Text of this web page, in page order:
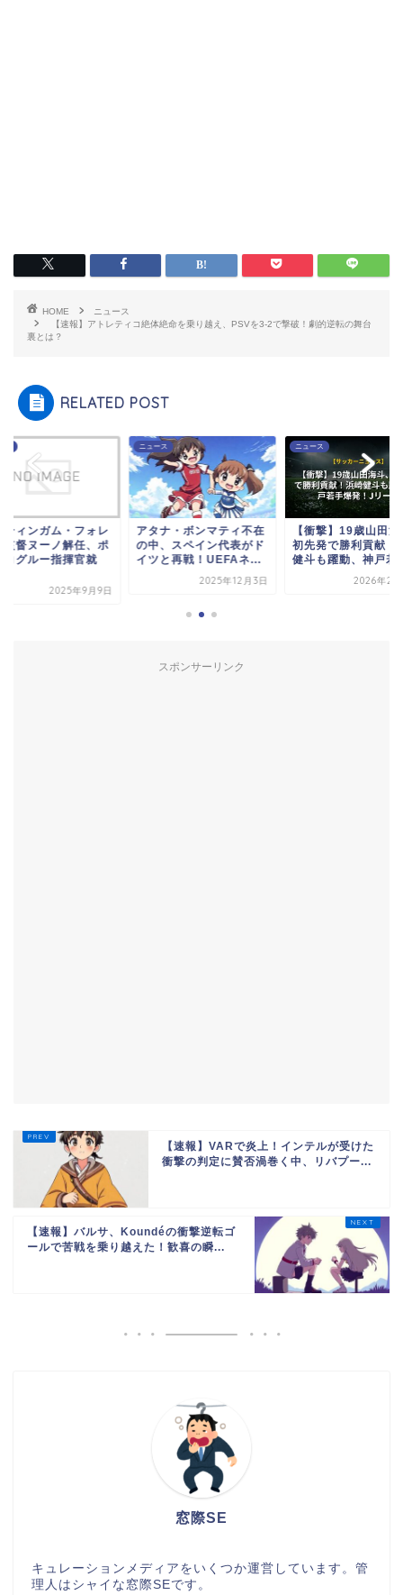
HOME
ニュース
【速報】アトレティコ絶体絶命を乗り越え、PSVを3-2で撃破！劇的逆転の舞台
裏とは？
RELATED POST
ティンガム・フォレ
監督ヌーノ解任、ポ
コグルー指揮官就
2025年9月9日
ニュース
アタナ・ボンマティ不在
の中、スペイン代表がド
イツと再戦！UEFAネ...
2025年12月3日
ニュース
【衝撃】19歳山田海
初先発で勝利貢献！
健斗も躍動、神戸若
2026年2
スポンサーリンク
【速報】VARで炎上！インテルが受けた
衝撃の判定に賛否渦巻く中、リバプー...
【速報】バルサ、Koundéの衝撃逆転ゴ
ールで苦戦を乗り越えた！歓喜の瞬...
窓際SE
キュレーションメディアをいくつか運営しています。管
理人はシャイな窓際SEです。